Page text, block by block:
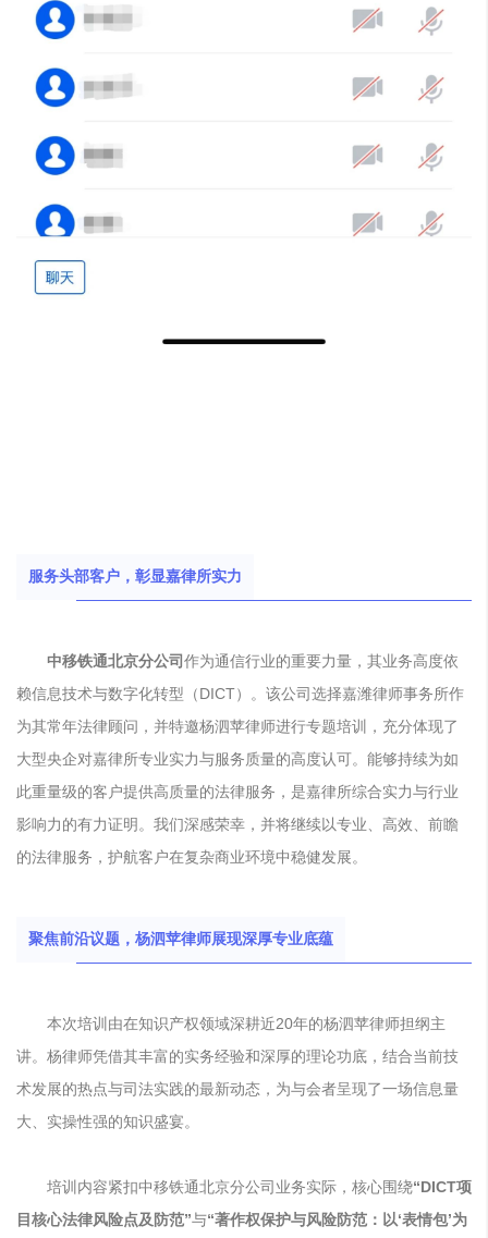
服务头部客户，彰显嘉律所实力
中移铁通北京分公司作为通信行业的重要力量，其业务高度依
赖信息技术与数字化转型（DICT）。该公司选择嘉潍律师事务所作
为其常年法律顾问，并特邀杨泗苹律师进行专题培训，充分体现了
大型央企对嘉律所专业实力与服务质量的高度认可。能够持续为如
此重量级的客户提供高质量的法律服务，是嘉律所综合实力与行业
影响力的有力证明。我们深感荣幸，并将继续以专业、高效、前瞻
的法律服务，护航客户在复杂商业环境中稳健发展。
聚焦前沿议题，杨泗苹律师展现深厚专业底蕴
本次培训由在知识产权领域深耕近20年的杨泗苹律师担纲主
讲。杨律师凭借其丰富的实务经验和深厚的理论功底，结合当前技
术发展的热点与司法实践的最新动态，为与会者呈现了一场信息量
大、实操性强的知识盛宴。
培训内容紧扣中移铁通北京分公司业务实际，核心围绕“DICT项
目核心法律风险点及防范”与“著作权保护与风险防范：以‘表情包’为